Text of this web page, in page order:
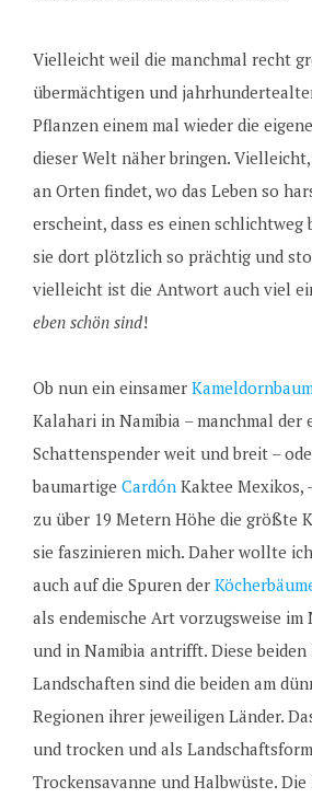
Vielleicht weil die manchmal recht
übermächtigen und
Pflanzen einem mal wieder die
dieser Welt näher bringen.
an Orten findet, wo das Leben so
erscheint, dass es einen schlichtweg
sie dort plötzlich so prächtig und
vielleicht ist die Antwort auch viel
eben schön sind!
Ob nun ein einsamer
Kalahari in Namibia – manchmal der
Schattenspender weit und breit –
baumartige CardónKaktee Mexikos,
zu über 19 Metern Höhe die größte
sie faszinieren mich. Daher wollte
auch auf die Spuren der
als endemische Art vorzugsweise im
und in Namibia antrifft. Diese beiden
Landschaften sind die beiden am
Regionen ihrer jeweiligen Länder.
und trocken und als
Trockensavanne und Halbwüste.